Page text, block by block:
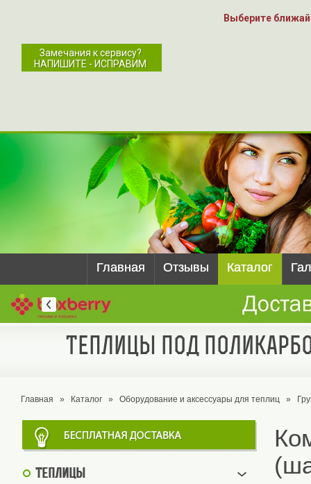
Выберите
Замечания к сервису?
НАПИШИТЕ - ИСПРАВИМ
Главная Отзывы Каталог
Теплицы под
Главная » Каталог » Оборудование и аксессуары для теплиц »
Теплицы